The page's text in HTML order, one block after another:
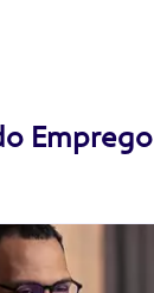
Emprego